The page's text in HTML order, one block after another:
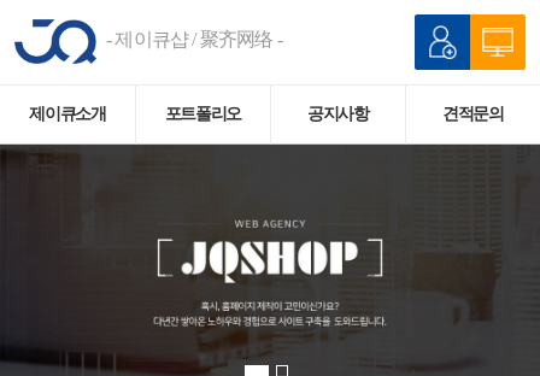
- 제이큐샵 / 聚齐网络 -
제이큐소개 포트폴리오 공지사항 견적문의